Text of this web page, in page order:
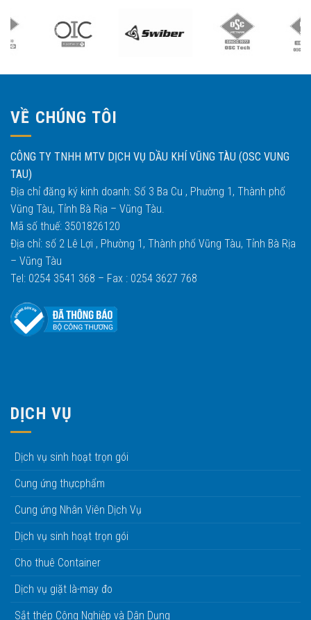
VỀ CHÚNG TÔI
CÔNG TY TNHH MTV DỊCH VỤ DẦU KHÍ VŨNG TÀU (OSC VUNG
TAU)
Địa chỉ đăng ký kinh doanh: Số 3 Ba Cu , Phường 1, Thành phố
Vũng Tàu, Tỉnh Bà Rịa – Vũng Tàu.
Mã số thuế: 3501826120
Địa chỉ: số 2 Lê Lợi , Phường 1, Thành phố Vũng Tàu, Tỉnh Bà Rịa
– Vũng Tàu
Tel: 0254 3541 368 – Fax : 0254 3627 768
DỊCH VỤ
Dịch vụ sinh hoạt trọn gói
Cung ứng thựcphẩm
Cung ứng Nhân Viên Dịch Vụ
Dịch vụ sinh hoạt trọn gói
Cho thuê Container
Dịch vụ giặt là-may đo
Sắt thép Công Nghiệp và Dân Dụng